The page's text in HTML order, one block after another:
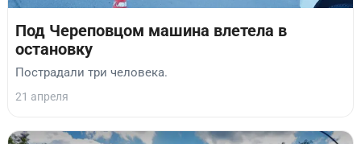
Под Череповцом машина влетела в
остановку
Пострадали три человека.
21 апреля